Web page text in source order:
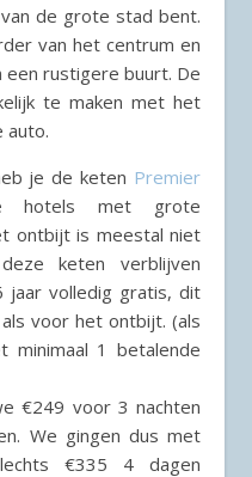
de grote stad bent.
van het centrum en
rustigere buurt. De
te maken met het
auto.
je de keten Premier
hotels met grote
ontbijt is meestal niet
keten verblijven
jaar volledig gratis, dit
voor het ontbijt. (als
minimaal 1 betalende
€249 voor 3 nachten
We gingen dus met
€335 4 dagen